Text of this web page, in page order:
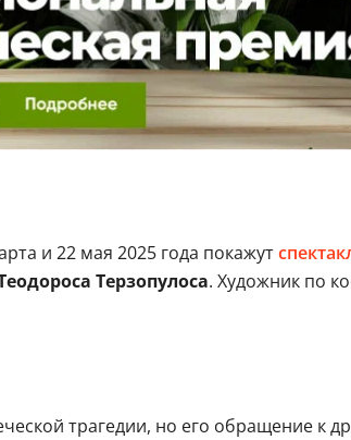
и 22 мая 2025 года покажут
Терзопулоса. Художник по
трагедии, но его обращение к